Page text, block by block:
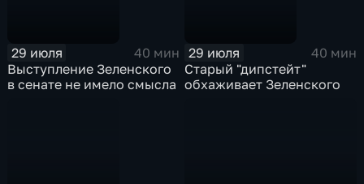
29 июля
40 мин
Выступление Зеленского
в сенате не имело смысла
29 июля
40 мин
Старый "дипстейт"
обхаживает Зеленского